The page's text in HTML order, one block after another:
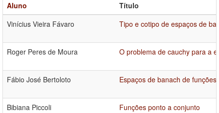
Aluno
Título
Vinícius Vieira Fávaro
Tipo e cotipo de espaços de
Roger Peres de Moura O problema de cauchy para a
Fábio José Bertoloto Espaços de banach de
Bibiana Piccoli Funções ponto a conjunto